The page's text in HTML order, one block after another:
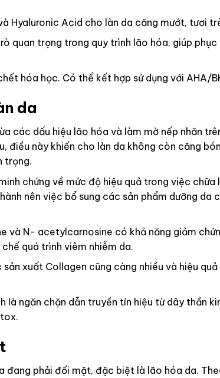
Hyaluronic Acid cho làn da căng mướt, tươi
quan trọng trong quy trình lão hóa, giúp
hóa học. Có thể kết hợp sử dụng với AHA/
da
các dấu hiệu lão hóa và làm mờ nếp nhăn
điều này khiến cho làn da không còn căng
trọng.
chứng về mức độ hiệu quả trong việc chữa
nên việc bổ sung các sản phẩm dưỡng da
và N- acetylcarnosine có khả năng giảm
quá trình viêm nhiễm da.
xuất Collagen cũng càng nhiều và hiệu
ngăn chặn dẫn truyền tín hiệu từ dây thần
đang phải đối mặt, đặc biệt là lão hóa da.